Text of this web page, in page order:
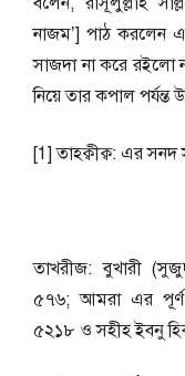
নাজম’] পাঠ করলেন
সাজদা না করে রইলো
নিয়ে তার কপাল
[1] তাহক্বীক্ব: এর সনদ
তাখরীজ: বুখারী
৫৭৬; আমরা এর পূর্ণ
৫২১৮ ও সহীহ ইবনু